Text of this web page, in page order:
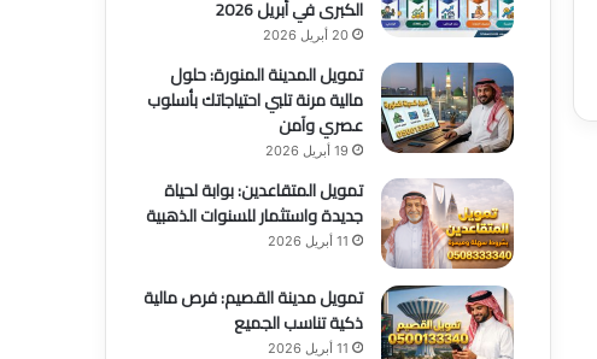
الكبرى في أبريل 2026
20 أبريل 2026
تمويل المدينة المنورة: حلول
مالية مرنة تلبي احتياجاتك بأسلوب
عصري وآمن
19 أبريل 2026
تمويل المتقاعدين: بوابة لحياة
جديدة واستثمار للسنوات الذهبية
11 أبريل 2026
تمويل مدينة القصيم: فرص مالية
ذكية تناسب الجميع
11 أبريل 2026